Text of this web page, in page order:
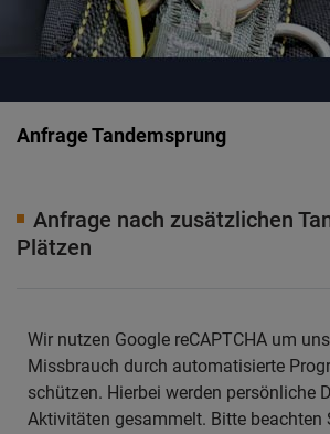
Anfrage Tandemsprung
Anfrage nach zusätzlichen
Plätzen
Wir nutzen Google reCAPTCHA um
Missbrauch durch automatisierte
schützen. Hierbei werden persönliche
Aktivitäten gesammelt. Bitte beachten